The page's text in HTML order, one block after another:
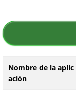
Nombre de la aplic
ación